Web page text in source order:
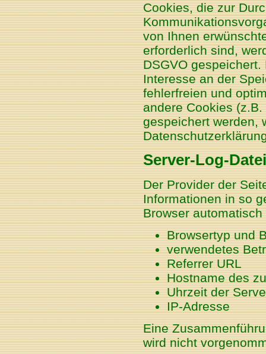
Cookies, die zur
von Ihnen
erforderlich sind,
DSGVO
Interesse an der
fehlerfreien und
andere Cookies
gespeichert werden,
Server-Log-
Der Provider der
Informationen in so
Browser
Browsertyp und
verwendetes
Referrer URL
Hostname des
Uhrzeit der
IP-Adresse
Eine
wird nicht